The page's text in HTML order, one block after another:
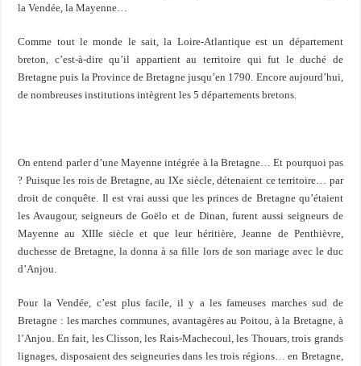
la Vendée, la Mayenne…
Comme tout le monde le sait, la Loire-Atlantique est un département
breton, c’est-à-dire qu’il appartient au territoire qui fut le duché de
Bretagne puis la Province de Bretagne jusqu’en 1790. Encore aujourd’hui,
de nombreuses institutions intègrent les 5 départements bretons.
On entend parler d’une Mayenne intégrée à la Bretagne… Et pourquoi pas
? Puisque les rois de Bretagne, au IXe siècle, détenaient ce territoire… par
droit de conquête. Il est vrai aussi que les princes de Bretagne qu’étaient
les Avaugour, seigneurs de Goëlo et de Dinan, furent aussi seigneurs de
Mayenne au XIIIe siècle et que leur héritière, Jeanne de Penthièvre,
duchesse de Bretagne, la donna à sa fille lors de son mariage avec le duc
d’Anjou.
Pour la Vendée, c’est plus facile, il y a les fameuses marches sud de
Bretagne : les marches communes, avantagères au Poitou, à la Bretagne, à
l’Anjou. En fait, les Clisson, les Rais-Machecoul, les Thouars, trois grands
lignages, disposaient des seigneuries dans les trois régions… en Bretagne,